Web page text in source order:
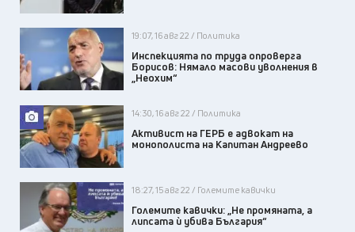
19:07, 16 авг 22 / Политика
Инспекцията по труда опроверга
Борисов: Нямало масови уволнения в
„Неохим“
14:30, 16 авг 22 / Политика
Активист на ГЕРБ е адвокат на
монополиста на Капитан Андреево
18:27, 15 авг 22 / Големите кавички
Големите кавички: „Не промяната, а
липсата ѝ убива България“